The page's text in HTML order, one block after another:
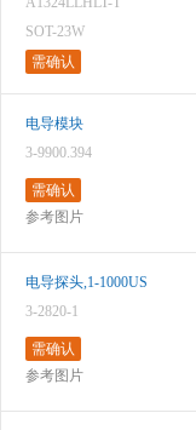
SOT-23W
需确认
电导模块
3-9900.394
需确认
参考图片
电导探头,1-1000US
3-2820-1
需确认
参考图片